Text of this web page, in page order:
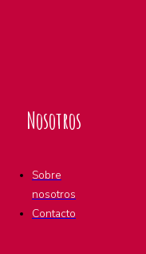
Nosotros
Sobre
nosotros
Contacto